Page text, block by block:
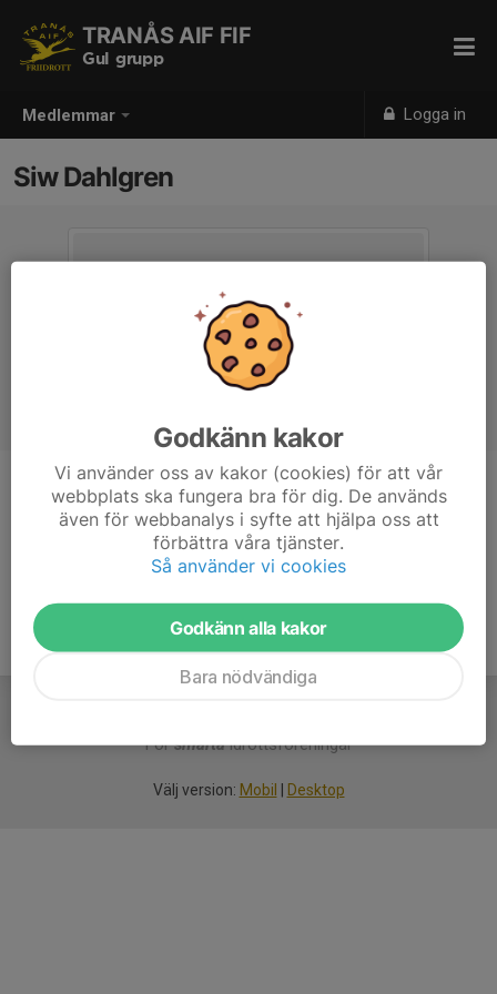
Medlemmar Logga in
TRANÅS AIF FIF
Gul grupp
Siw Dahlgren
Titel
Ålder
89 år
Försmartaidrottsföreningar
Välj version: Mobil Desktop
Godkänn kakor
Vi använder oss av kakor (cookies) för att vår
webbplats ska fungera bra för dig. De används
även för webbanalys i syfte att hjälpa oss att
förbättra våra tjänster.
Så använder vi cookies
Godkänn alla kakor
Bara nödvändiga